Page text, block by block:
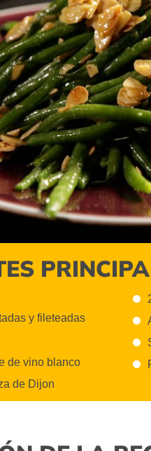
y fileteadas
de vino blanco
de Dijon